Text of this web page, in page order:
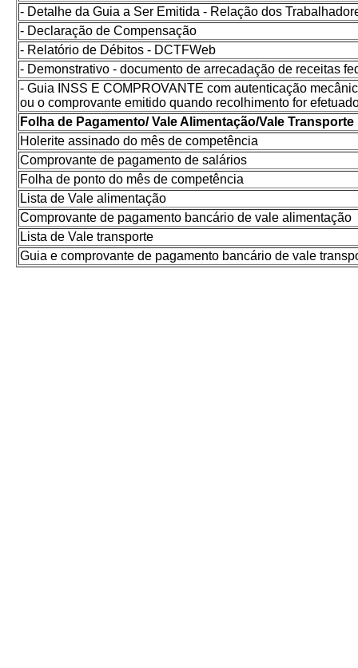
- Detalhe da Guia a Ser Emitida - Relação dos
- Declaração de Compensação
- Relatório de Débitos - DCTFWeb
- Demonstrativo - documento de arrecadação de receitas
- Guia INSS E COMPROVANTE com autenticação
ou o comprovante emitido quando recolhimento for
Folha de Pagamento/ Vale Alimentação/Vale Transporte
Holerite assinado do mês de competência
Comprovante de pagamento de salários
Folha de ponto do mês de competência
Lista de Vale alimentação
Comprovante de pagamento bancário de vale alimentação
Lista de Vale transporte
Guia e comprovante de pagamento bancário de vale